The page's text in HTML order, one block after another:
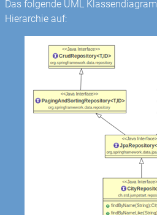
Das folgende UML
Hierarchie auf: